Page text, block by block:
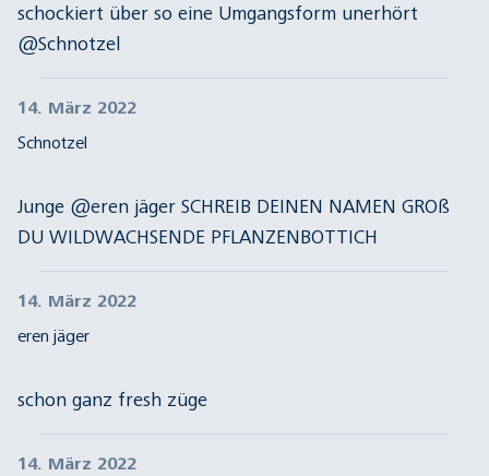
schockiert über so eine Umgangsform unerhört
@Schnotzel
14. März 2022
Schnotzel
Junge @eren jäger SCHREIB DEINEN NAMEN GROß
DU WILDWACHSENDE PFLANZENBOTTICH
14. März 2022
eren jäger
schon ganz fresh züge
14. März 2022